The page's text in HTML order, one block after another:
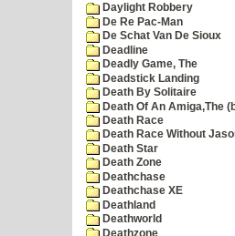
Daylight Robbery
De Re Pac-Man
De Schat Van De Sioux
Deadline
Deadly Game, The
Deadstick Landing
Death By Solitaire
Death Of An Amiga,The
Death Race
Death Race Without
Death Star
Death Zone
Deathchase
Deathchase XE
Deathland
Deathworld
Deathzone